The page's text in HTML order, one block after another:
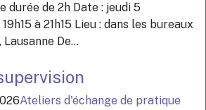
durée de 2h Date : jeudi 5
à 21h15 Lieu : dans les bureaux
De...
Ateliers d'échange de pratique